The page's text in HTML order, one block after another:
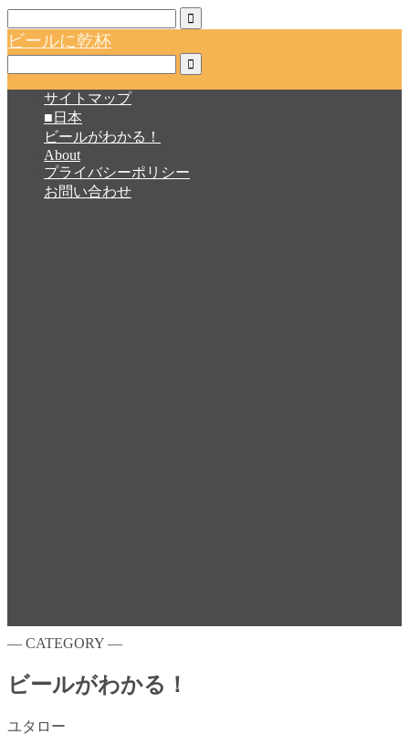
ビールに乾杯
サイトマップ
■日本
ビールがわかる！
About
プライバシーポリシー
お問い合わせ
― CATEGORY ―
ビールがわかる！
ユタロー